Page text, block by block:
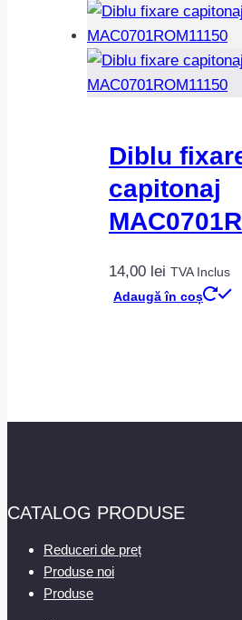
Diblu
capitonaj
14,00 lei TVA Inclus
Adaugă în coș
CATALOG PRODUSE
Reduceri de preț
Produse noi
Produse